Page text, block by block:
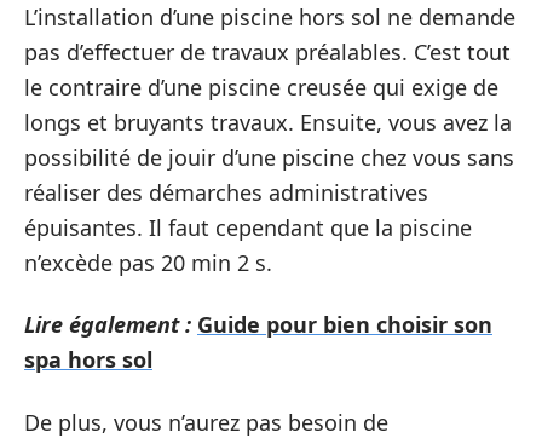
L’installation d’une piscine hors sol ne demande
pas d’effectuer de travaux préalables. C’est tout
le contraire d’une piscine creusée qui exige de
longs et bruyants travaux. Ensuite, vous avez la
possibilité de jouir d’une piscine chez vous sans
réaliser des démarches administratives
épuisantes. Il faut cependant que la piscine
n’excède pas 20 min 2 s.
Lire également : Guide pour bien choisir son
spa hors sol
De plus, vous n’aurez pas besoin de